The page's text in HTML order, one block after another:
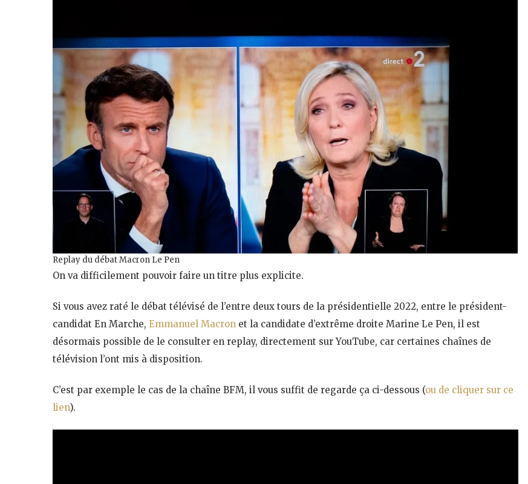
Replay du débat Macron Le Pen
On va difficilement pouvoir faire un titre plus explicite.
Si vous avez raté le débat télévisé de l’entre deux tours de la présidentielle 2022, entre le président-
candidat En Marche, Emmanuel Macron et la candidate d’extrême droite Marine Le Pen, il est
désormais possible de le consulter en replay, directement sur YouTube, car certaines chaînes de
télévision l’ont mis à disposition.
C’est par exemple le cas de la chaîne BFM, il vous suffit de regarde ça ci-dessous (ou de cliquer sur ce
lien).